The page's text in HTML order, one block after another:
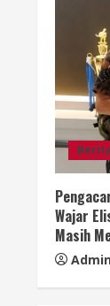
d
i
n
g
Wajar
Masih